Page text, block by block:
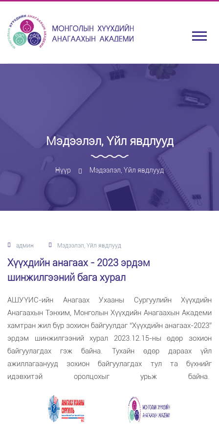
Мэдээлэл, Үйл явдлууд
Нүүр Мэдээлэл, Үйл явдлууд
админ Мэдээлэл, Үйл явдлууд
Хүүхдийн анагаах - 2023 эрдэм
шинжилгээний бага хурал
АШУҮИС-ийн Анагаах Ухааны Сургуулийн Хүүхдийн
Анагаахын Тэнхим, Монголын Хүүхдийн Анагаахын Академи
хамтран жил бүр зохион байгуулдаг “Хүүхдийн анагаах-2023”
эрдэм шинжилгээний хурал 2023.12.15-ны өдөр зохион
байгуулагдах гэж байна. Тухайн өдөр дараах үйл
ажиллагаанууд зохион байгуулагдах тул та бүхнийг
идэвхитэй оролцохыг урьж байна.